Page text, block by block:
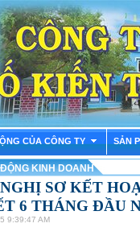
CỦA CÔNG TY SẢN
KINH DOANH
SƠ KẾT
6 THÁNG ĐẦU
9:39:47 AM